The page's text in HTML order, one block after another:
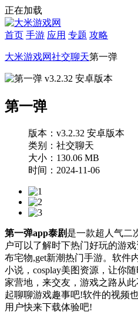
正在加载
首页 手游 应用 专题 攻略
大米游戏网社交聊天第一弹
第一弹
版本：v3.2.32 安卓版本
类别：社交聊天
大小：130.06 MB
时间：2024-11-06
第一弹app泰剧 是一款超人气二
户可以了解时下热门好玩的游
布宅物,get新潮热门手游。软件
小说，cosplay美图资源，让你
家营地，来交友，游戏之路从
起聊聊游戏趣事吧!软件的视频
用户快来下载体验吧!